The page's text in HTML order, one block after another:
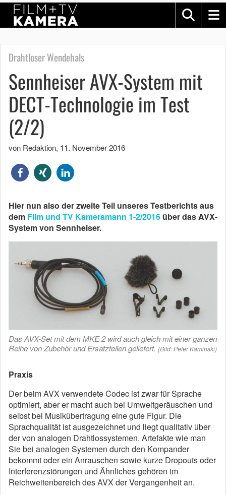
Drahtloser Wendehals
Sennheiser AVX-System mit
DECT-Technologie im Test
(2/2)
von Redaktion, 11. November 2016
Hier nun also der zweite Teil unseres Testberichts aus
dem Film und TV Kameramann 1-2/2016 über das AVX-
System von Sennheiser.
Das AVX-Set mit dem MKE 2 wird auch gleich mit einer ganzen
Reihe von Zubehör und Ersatzteilen geliefert. (Bild: Peter Kaminski)
Praxis
Der beim AVX verwendete Codec ist zwar für Sprache
optimiert, aber er macht auch bei Umweltgeräuschen und
selbst bei Musikübertragung eine gute Figur. Die
Sprachqualität ist ausgezeichnet und liegt qualitativ über
der von analogen Drahtlossystemen. Artefakte wie man
Sie bei analogen Systemen durch den Kompander
bekommt oder ein Anrauschen sowie kurze Dropouts oder
Interferenzstörungen und Ähnliches gehören im
Reichweitenbereich des AVX der Vergangenheit an.